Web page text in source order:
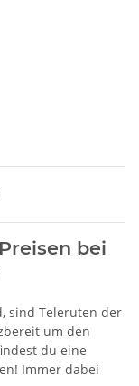
bei
sind Teleruten der
um den
du eine
Immer dabei